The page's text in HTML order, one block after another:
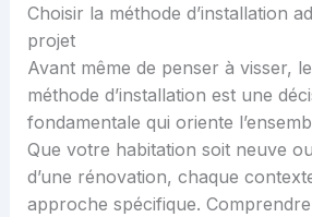
Choisir la méthode d’installation
projet
Avant même de penser à visser,
méthode d’installation est une
fondamentale qui oriente
Que votre habitation soit neuve ou
d’une rénovation, chaque
approche spécifique.